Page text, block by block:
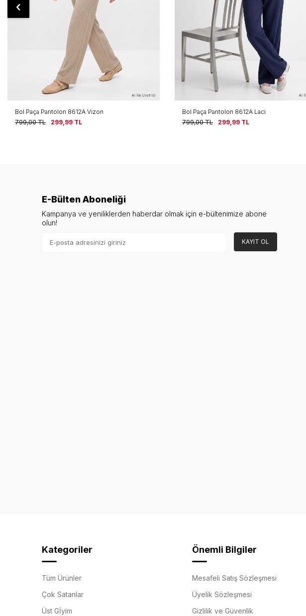
Bol Paça Pantolon 8612A Laci
799,00TL 299,99 TL
Bol Paça Pantolon 8612A Siyah
799,00TL 299,99 TL
E-Bülten Aboneliği
Kampanya ve yeniliklerden haberdar olmak için e-bültenimize abone
olun!
KAYIT OL
Kategoriler
Tüm Ürünler
Çok Satanlar
Üst Gİyim
Önemli Bilgiler
Mesafeli Satış Sözleşmesi
Üyelik Sözleşmesi
Gizlilik ve Güvenlik